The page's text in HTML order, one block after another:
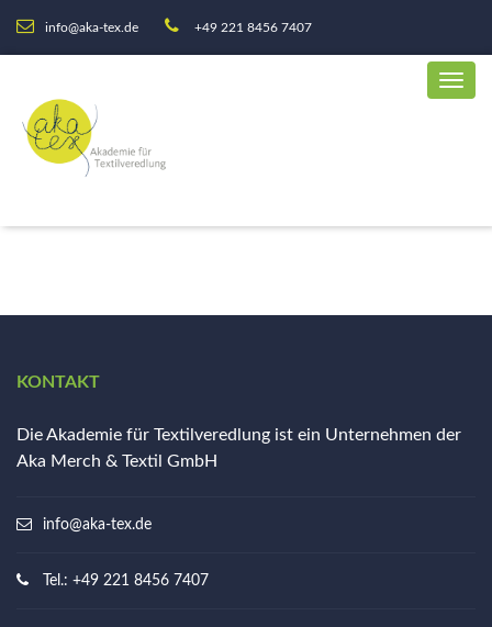
info@aka-tex.de +49 221 8456 7407
KONTAKT
Die Akademie für Textilveredlung ist ein Unternehmen der
Aka Merch & Textil GmbH
info@aka-tex.de
Tel.: +49 221 8456 7407